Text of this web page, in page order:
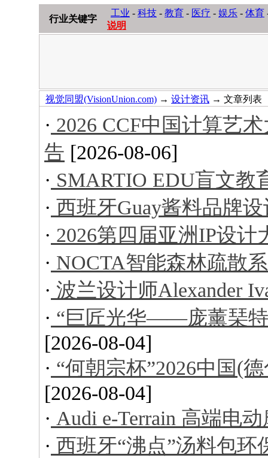
行业关键字
工业 - 科技 - 教育 - 医疗 - 娱乐 - 体育
说明
视觉同盟(VisionUnion.com) → 设计资讯 → 文章列表
· 2026 CCF中国计算艺
告 [2026-08-06]
· SMARTIO EDU盲文教
· 西班牙Guay酱料品牌设
· 2026第四届亚洲IP设计
· NOCTA智能森林疏散
· 波兰设计师Alexander
· “巨匠光华——庞薰琹特
[2026-08-04]
· “何朝宗杯”2026中国(
[2026-08-04]
· Audi e-Terrain 高端电
· 西班牙“沸点”汤料包环